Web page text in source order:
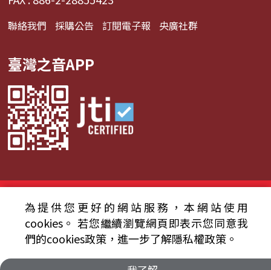
聯絡我們 採購公告 訂閱電子報 央廣社群
臺灣之音APP
© 2024財團法人中央廣播電臺 版權所有
資通安全政策聲明
服務條款 隱私權條款
為提供您更好的網站服務，本網站使用
cookies。 若您繼續瀏覽網頁即表示您同意我
們的cookies政策，進一步了解隱私權政策。